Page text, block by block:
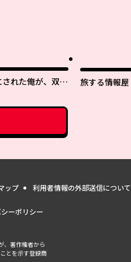
れた俺が、双子
旅する情報屋
ップ 利用者情報の外部送信について
ーポリシー
、著作権者から
とを示す登録商